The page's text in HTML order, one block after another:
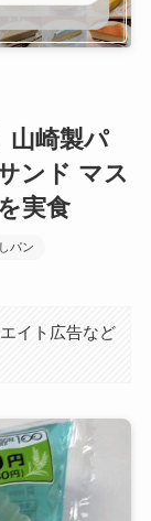
山崎製パ
ンド マス
実食
パン
イト広告など